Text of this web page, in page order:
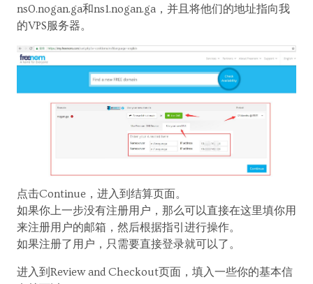
ns0.nogan.ga和ns1.nogan.ga，并且将他们的地址指向我
的VPS服务器。
点击Continue，进入到结算页面。
如果你上一步没有注册用户，那么可以直接在这里填你用
来注册用户的邮箱，然后根据指引进行操作。
如果注册了用户，只需要直接登录就可以了。
进入到Review and Checkout页面，填入一些你的基本信